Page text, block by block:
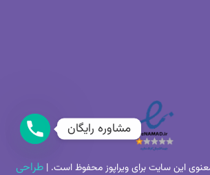
این سایت برای ویراپوز محفوظ ‌است. | طراحی
مشاوره رایگان